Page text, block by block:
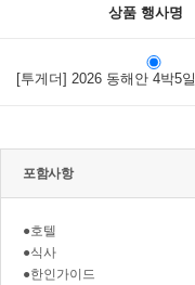
상품 행사명
[투게더] 2026 동해안 4박5일
포함사항
●호텔
●식사
●한인가이드